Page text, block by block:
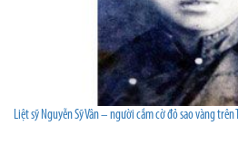
Liệt sỹ Nguyễn Sỹ Vân – người cắm cờ đỏ sao vàng trên